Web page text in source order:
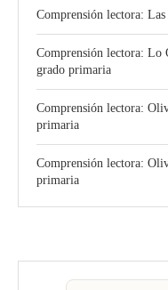
Comprensión lectora:
Comprensión lectora: Lo
grado primaria
Comprensión lectora:
primaria
Comprensión lectora:
primaria